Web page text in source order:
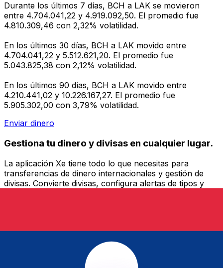
Durante los últimos 7 días, BCH a LAK se movieron
entre 4.704.041,22 y 4.919.092,50. El promedio fue
4.810.309,46 con 2,32% volatilidad.
En los últimos 30 días, BCH a LAK movido entre
4.704.041,22 y 5.512.621,20. El promedio fue
5.043.825,38 con 2,12% volatilidad.
En los últimos 90 días, BCH a LAK movido entre
4.210.441,02 y 10.226.167,27. El promedio fue
5.905.302,00 con 3,79% volatilidad.
Enviar dinero
Gestiona tu dinero y divisas en cualquier lugar.
La aplicación Xe tiene todo lo que necesitas para
transferencias de dinero internacionales y gestión de
divisas. Convierte divisas, configura alertas de tipos y